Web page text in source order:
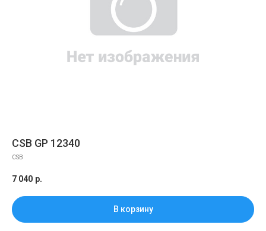
CSB GP 12340
CSB
7 040 р.
В корзину